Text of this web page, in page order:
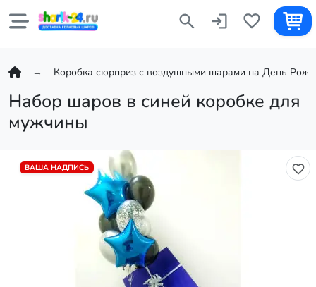
Коробка сюрприз с воздушными шарами на День
Набор шаров в синей коробке для
мужчины
ВАША НАДПИСЬ